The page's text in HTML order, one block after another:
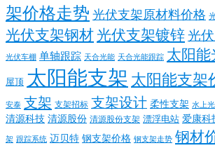
架价格走势 光伏支架原材料价格
光伏支架钢材光伏支架镀锌光
光伏车棚 单轴跟踪 天合光能 天合光能跟踪 太阳能
屋顶 太阳能支架 太阳能支架
安泰 支架 支架招标 支架设计 柔性支架 水上
清源科技 清源股份 清源股份支架 漂浮电站 爱康科
架 跟踪系统 迈贝特 钢支架价格 钢支架走势 钢材